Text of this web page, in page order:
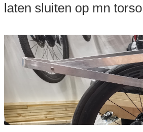
laten sluiten op mn